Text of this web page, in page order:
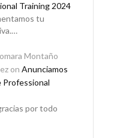
Training 2024
tu
Montaño
on Anunciamos
Professional
por todo